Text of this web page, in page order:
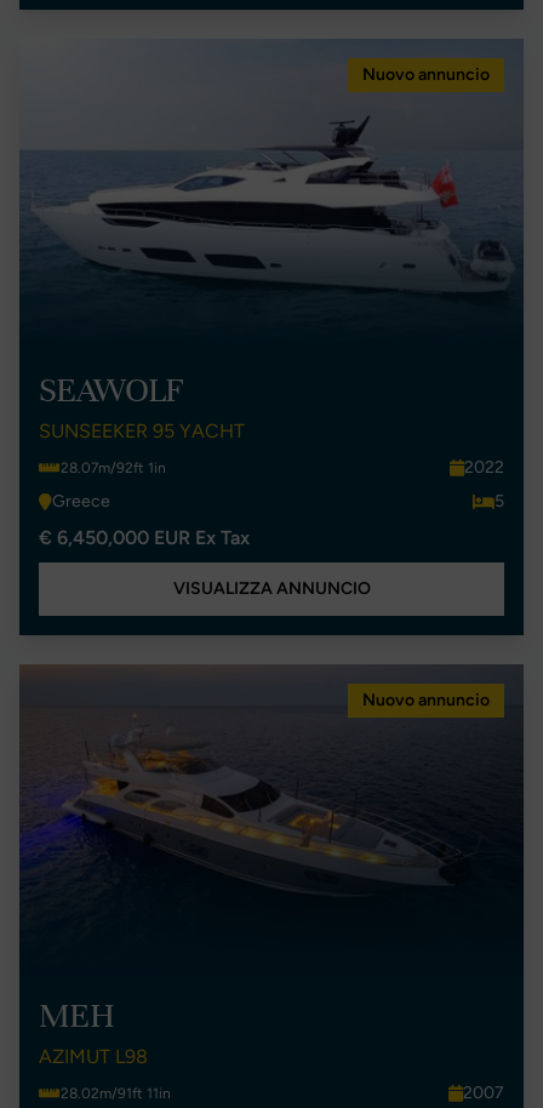
Nuovo annuncio
SEAWOLF
SUNSEEKER 95 YACHT
28.07m/92ft 1in
2022
Greece
5
€ 6,450,000 EUR Ex Tax
VISUALIZZA ANNUNCIO
Nuovo annuncio
MEH
AZIMUT L98
28.02m/91ft 11in
2007